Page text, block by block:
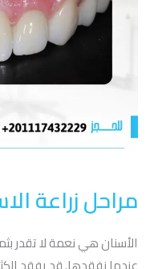
مراحل زراعة
الأسنان هي نعمة لا تقدر